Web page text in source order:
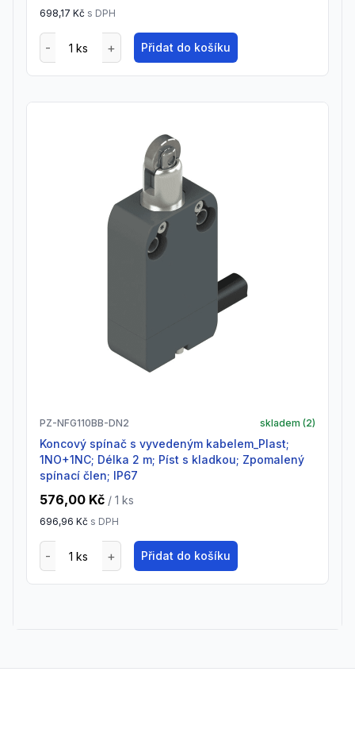
698,17 Kč s DPH
Přidat do košíku
PZ-NFG110BB-DN2 skladem (2)
Koncový spínač s vyvedeným kabelem_Plast;
1NO+1NC; Délka 2 m; Píst s kladkou; Zpomalený
spínací člen; IP67
576,00 Kč / 1 ks
696,96 Kč s DPH
Přidat do košíku